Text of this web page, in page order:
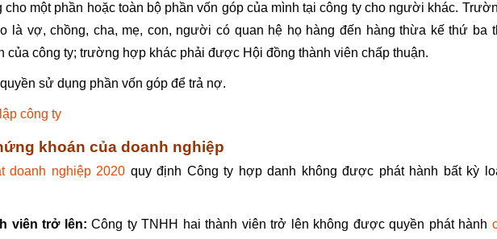
cho một phần hoặc toàn bộ phần vốn góp của mình tại công ty cho người khác.
là vợ, chồng, cha, mẹ, con, người có quan hệ họ hàng đến hàng thừa kế thứ ba
của công ty; trường hợp khác phải được Hội đồng thành viên chấp thuận.
sử dụng phần vốn góp để trả nợ.
công ty
khoán của doanh nghiệp
doanh nghiệp 2020 quy định Công ty hợp danh không được phát hành bất kỳ
viên trở lên: Công ty TNHH hai thành viên trở lên không được quyền phát hành